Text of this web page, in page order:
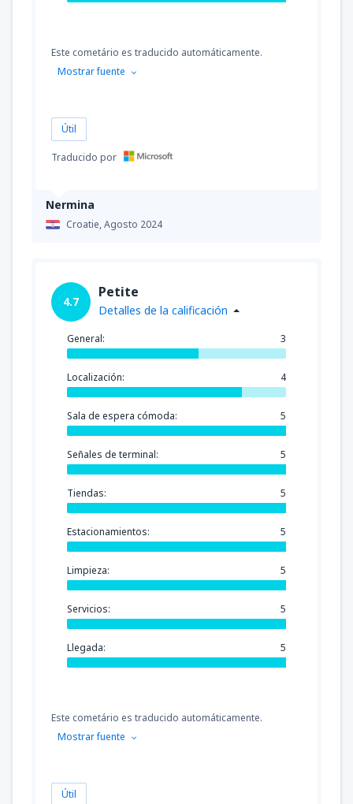
Nermina
Croatie,Agosto 2024
Este cometário es traducido automáticamente.
Mostrar fuente
Útil
Traducido por
4.7
Petite
Detalles de la calificación
General: 3
Localización: 4
Sala de espera cómoda: 5
Señales de terminal: 5
Tiendas: 5
Estacionamientos: 5
Limpieza: 5
Servicios: 5
Llegada: 5
Este cometário es traducido automáticamente.
Mostrar fuente
Útil